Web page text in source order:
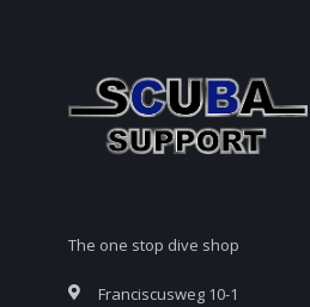
The one stop dive shop
Franciscusweg 10-1